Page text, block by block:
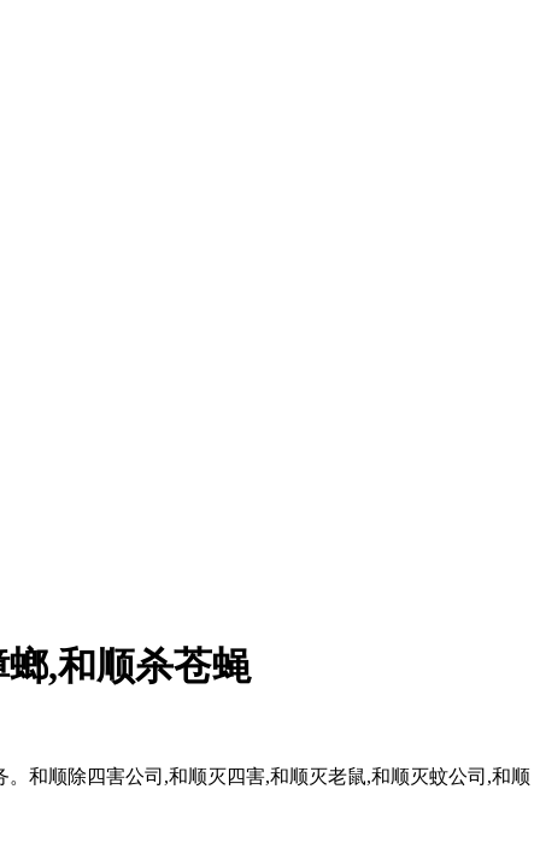
,和顺杀苍蝇
和顺除四害公司,和顺灭四害,和顺灭老鼠,和顺灭蚊公司,和顺